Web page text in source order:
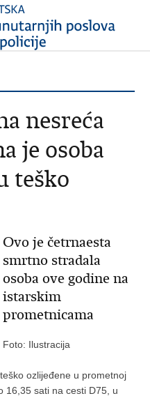
nesreća
je osoba
teško
Ovo je četrnaesta
smrtno stradala
osoba ove godine na
istarskim
prometnicama
Foto: Ilustracija
ozlijeđene u prometnoj
16,35 sati na cesti D75, u